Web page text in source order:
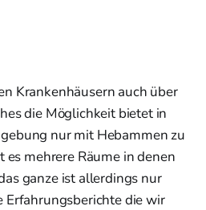
Krankenhäusern auch über
die Möglichkeit bietet in
nur mit Hebammen zu
mehrere Räume in denen
ganze ist allerdings nur
Erfahrungsberichte die wir